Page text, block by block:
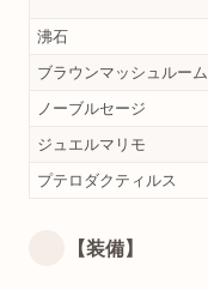
沸石
ブラウンマッシュルーム
ノーブルセージ
ジュエルマリモ
プテロダクティルス
【装備】